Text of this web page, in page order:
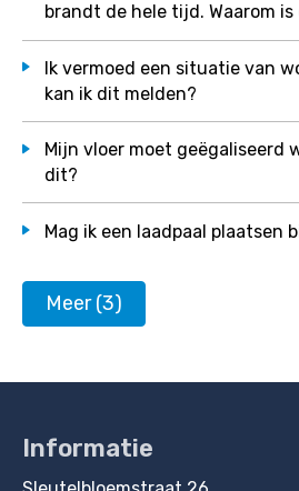
brandt de hele tijd. Waarom is
Ik vermoed een situatie van woonfraude, waar
kan ik dit melden?
Mijn vloer moet geëgaliseerd worden, doen jullie
dit?
Mag ik een laadpaal plaatsen
Meer (3)
Contactinformatie
Informatie